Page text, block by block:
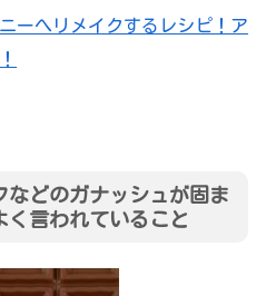
ーへリメイクするレシピ！ア
などのガナッシュが固ま
く言われていること